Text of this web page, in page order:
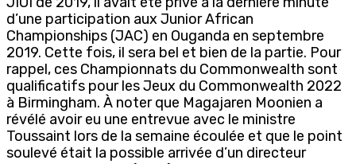
d’une participation aux Junior African
Championships (JAC) en Ouganda en septembre
2019. Cette fois, il sera bel et bien de la partie. Pour
rappel, ces Championnats du Commonwealth sont
qualificatifs pour les Jeux du Commonwealth 2022
à Birmingham. À noter que Magajaren Moonien a
révélé avoir eu une entrevue avec le ministre
Toussaint lors de la semaine écoulée et que le point
soulevé était la possible arrivée d’un directeur